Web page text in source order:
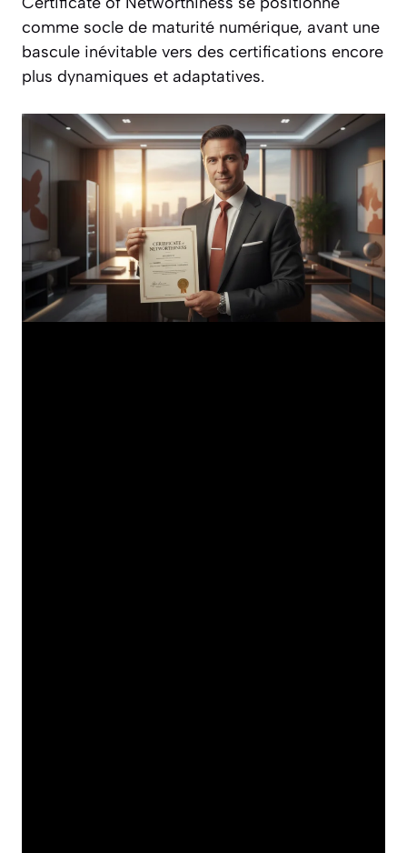
comme socle de maturité numérique, avant une
bascule inévitable vers des certifications encore
plus dynamiques et adaptatives.